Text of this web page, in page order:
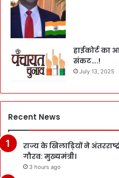
हाईकोर्ट का
संकट….!
July 13, 2025
Recent News
राज्य के खिलाड़ियों ने
गौरव: मुख्यमंत्री।
3 hours ago